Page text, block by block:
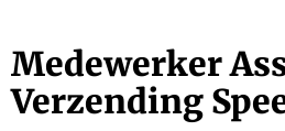
Medewerker
Verzending